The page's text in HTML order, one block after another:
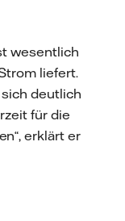
wesentlich
liefert.
deutlich
für die
erklärt er